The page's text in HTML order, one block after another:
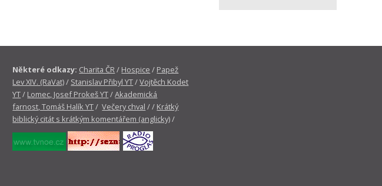
Některé odkazy: Charita ČR/ Hospice / Papež
Lev XIV. (RaVat)/ Stanislav Přibyl YT/Vojtěch Kodet
YT/ Lomec, Josef Prokeš YT/Akademická
farnost, Tomáš Halík YT/Večery chval / / Krátký
biblický citát s krátkým komentářem (anglicky)/